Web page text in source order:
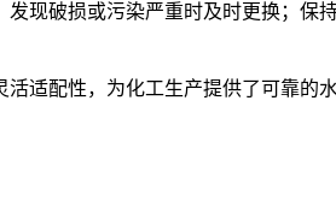
现破损或污染严重时及时更换；保
适配性，为化工生产提供了可靠的